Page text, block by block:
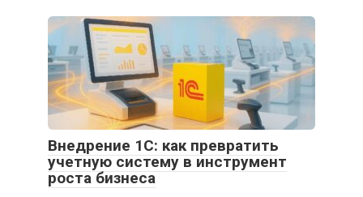
Внедрение 1С: как превратить
учетную систему в инструмент
роста бизнеса